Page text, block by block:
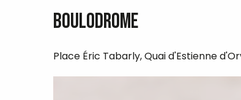
Boulodrome
Place Éric Tabarly, Quai d'Estienne